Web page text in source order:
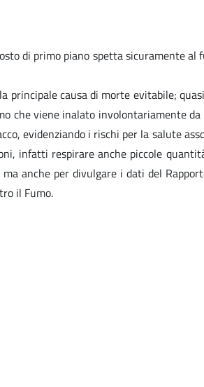
di primo piano spetta sicuramente al
principale causa di morte evitabile;
viene inalato involontariamente
evidenziando i rischi per la salute
infatti respirare anche piccole
anche per divulgare i dati del
il Fumo.